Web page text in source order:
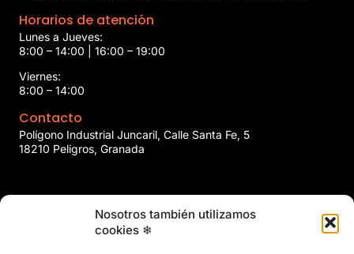
Nosotros también utilizamos
cookies ❄
Horarios de atención
Lunes a Jueves:
8:00 – 14:00 | 16:00 – 19:00
Viernes:
8:00 – 14:00
Contacto
Polígono Industrial Juncaril, Calle Santa Fe, 5
18210 Peligros, Granada
marin@marinclimatizacion.com